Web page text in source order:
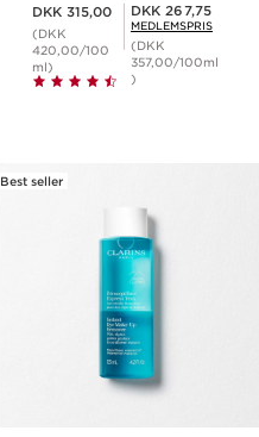
DKK 315,00
(DKK
420,00/100
ml)
Medlemspris DKK 267,75
DKK 267,75
MEDLEMSPRIS
(DKK
357,00/100ml
)
Best seller